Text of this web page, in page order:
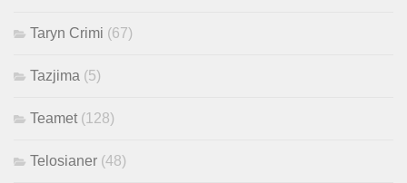
Taryn Crimi (67)
Tazjima (5)
Teamet (128)
Telosianer (48)